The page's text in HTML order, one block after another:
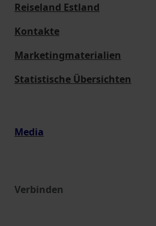
Reiseland Estland
Kontakte
Marketingmaterialien
Statistische Übersichten
Media
Verbinden